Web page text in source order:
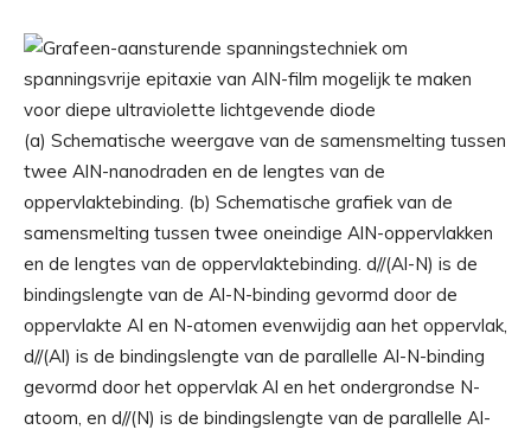
(a) Schematische weergave van de samensmelting tussen
twee AlN-nanodraden en de lengtes van de
oppervlaktebinding. (b) Schematische grafiek van de
samensmelting tussen twee oneindige AlN-oppervlakken
en de lengtes van de oppervlaktebinding. d//(Al-N) is de
bindingslengte van de Al-N-binding gevormd door de
oppervlakte Al en N-atomen evenwijdig aan het oppervlak,
d//(Al) is de bindingslengte van de parallelle Al-N-binding
gevormd door het oppervlak Al en het ondergrondse N-
atoom, en d//(N) is de bindingslengte van de parallelle Al-